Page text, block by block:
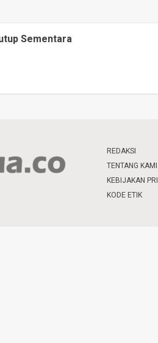
Sementara
REDAKSI
TENTANG KAMI
KEBIJAKAN
KODE ETIK